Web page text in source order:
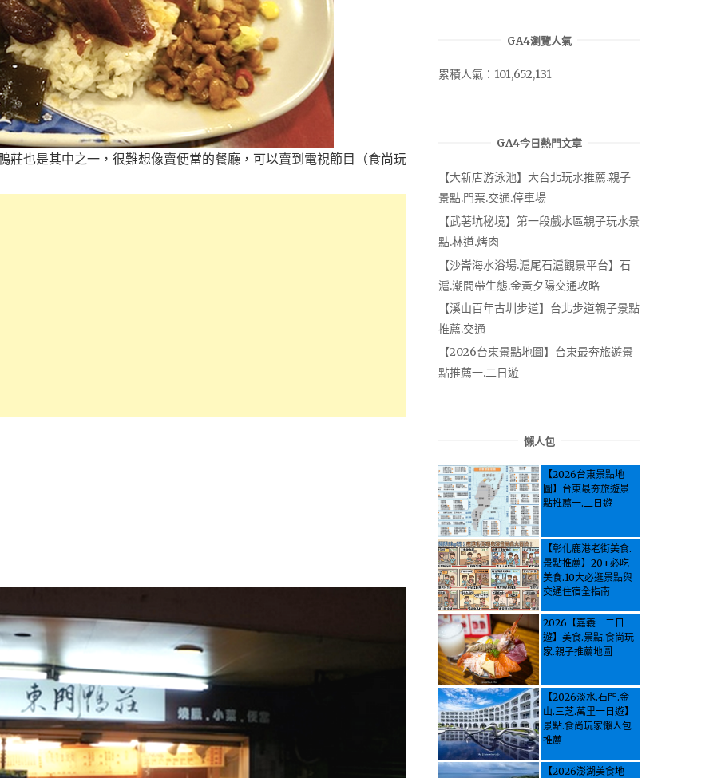
莊也是其中之一，很難想像賣便當的餐廳，可以賣到電視節目（食尚玩
GA4瀏覽人氣
累積人氣：101,652,131
GA4今日熱門文章
【大新店游泳池】大台北玩水推薦.親子
景點.門票.交通.停車場
【武荖坑秘境】第一段戲水區親子玩水景
點.林道.烤肉
【沙崙海水浴場.滬尾石滬觀景平台】石
滬.潮間帶生態.金黃夕陽交通攻略
【溪山百年古圳步道】台北步道親子景點
推薦.交通
【2026台東景點地圖】台東最夯旅遊景
點推薦一.二日遊
懶人包
【2026台東景點地
圖】台東最夯旅遊景
點推薦一.二日遊
【彰化鹿港老街美食.
景點推薦】20+必吃
美食.10大必逛景點與
交通住宿全指南
2026【嘉義一二日
遊】美食.景點.食尚玩
家.親子推薦地圖
【2026淡水.石門.金
山.三芝.萬里一日遊】
景點.食尚玩家懶人包
推薦
【2026澎湖美食地